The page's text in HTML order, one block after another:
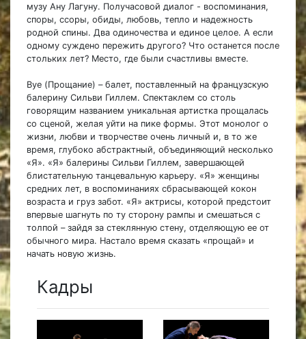
музу Ану Лагуну. Получасовой диалог - воспоминания,
споры, ссоры, обиды, любовь, тепло и надежность
родной спины. Два одиночества и единое целое. А если
одному суждено пережить другого? Что останется после
стольких лет? Место, где были счастливы вместе.
Bye (Прощание) – балет, поставленный на французскую
балерину Сильви Гиллем. Спектаклем со столь
говорящим названием уникальная артистка прощалась
со сценой, желая уйти на пике формы. Этот монолог о
жизни, любви и творчестве очень личный и, в то же
время, глубоко абстрактный, объединяющий несколько
«Я». «Я» балерины Сильви Гиллем, завершающей
блистательную танцевальную карьеру. «Я» женщины
средних лет, в воспоминаниях сбрасывающей кокон
возраста и груз забот. «Я» актрисы, которой предстоит
впервые шагнуть по ту сторону рампы и смешаться с
толпой – зайдя за стеклянную стену, отделяющую ее от
обычного мира. Настало время сказать «прощай» и
начать новую жизнь.
Кадры